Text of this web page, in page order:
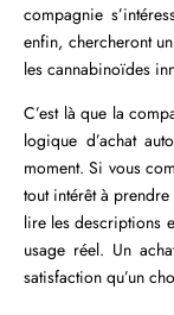
compagnie
enfin, chercheront
les cannabinoïdes
C’est là que la
logique d’achat
moment. Si vous
tout intérêt à
lire les descriptions
usage réel. Un
satisfaction qu’un